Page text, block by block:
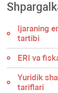
Ijaraning
tartibi
ERI va
Yuridik
tariflari